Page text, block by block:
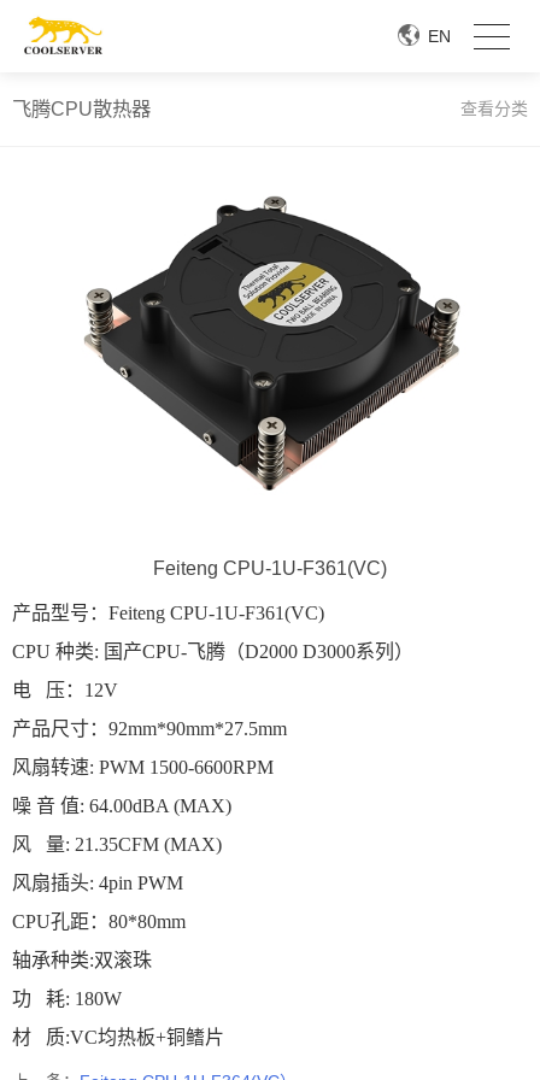
EN
飞腾CPU散热器 查看分类
Feiteng CPU-1U-F361(VC)
产品型号：Feiteng CPU-1U-F361(VC)
CPU 种类: 国产CPU-飞腾（D2000 D3000系列）
电 压：12V
产品尺寸：92mm*90mm*27.5mm
风扇转速: PWM 1500-6600RPM
噪 音 值: 64.00dBA (MAX)
风 量: 21.35CFM (MAX)
风扇插头: 4pin PWM
CPU孔距：80*80mm
轴承种类:双滚珠
功 耗: 180W
材 质:VC均热板+铜鳍片